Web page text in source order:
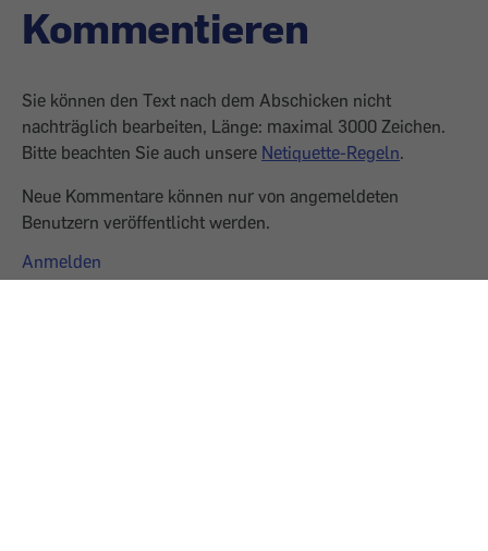
Kommentieren
Sie können den Text nach dem Abschicken nicht
nachträglich bearbeiten, Länge: maximal 3000 Zeichen.
Bitte beachten Sie auch unsere Netiquette-Regeln.
Neue Kommentare können nur von angemeldeten
Benutzern veröffentlicht werden.
Anmelden